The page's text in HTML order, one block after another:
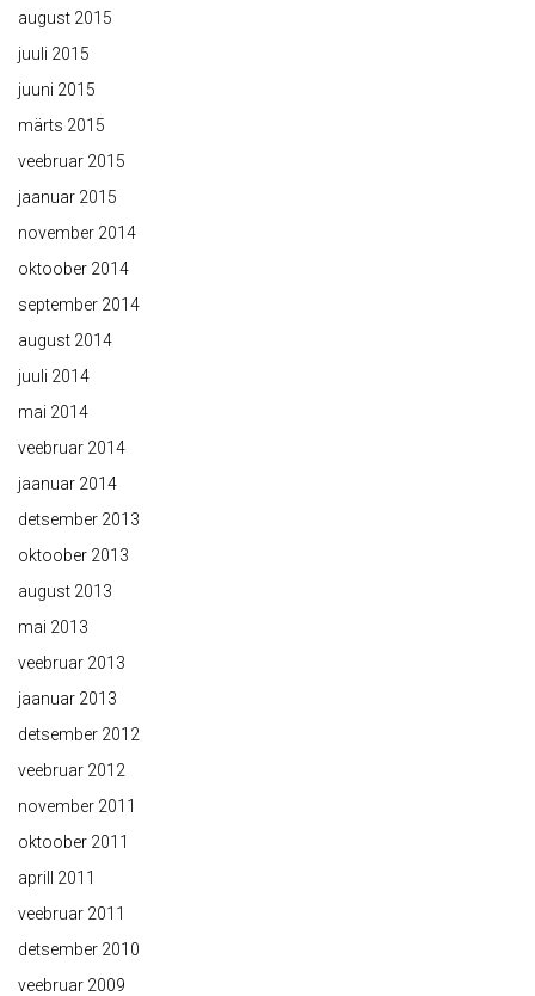
august 2015
juuli 2015
juuni 2015
märts 2015
veebruar 2015
jaanuar 2015
november 2014
oktoober 2014
september 2014
august 2014
juuli 2014
mai 2014
veebruar 2014
jaanuar 2014
detsember 2013
oktoober 2013
august 2013
mai 2013
veebruar 2013
jaanuar 2013
detsember 2012
veebruar 2012
november 2011
oktoober 2011
aprill 2011
veebruar 2011
detsember 2010
veebruar 2009